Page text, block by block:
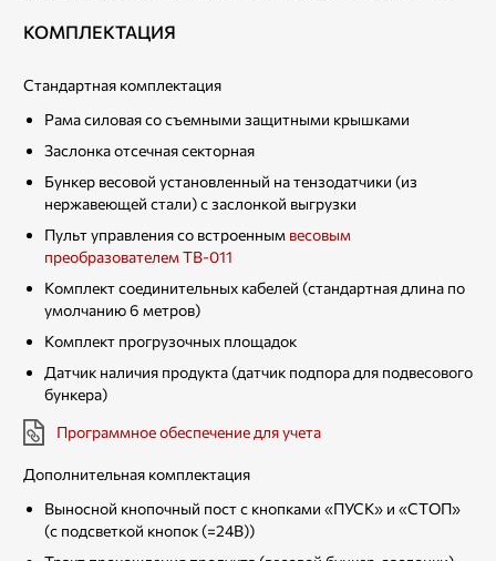
КОМПЛЕКТАЦИЯ
Стандартная комплектация
Рама силовая со съемными защитными крышками
Заслонка отсечная секторная
Бункер весовой установленный на тензодатчики (из
нержавеющей стали) с заслонкой выгрузки
Пульт управления со встроенным весовым
преобразователем ТВ-011
Комплект соединительных кабелей (стандартная длина по
умолчанию 6 метров)
Комплект прогрузочных площадок
Датчик наличия продукта (датчик подпора для подвесового
бункера)
Программное обеспечение для учета
Дополнительная комплектация
Выносной кнопочный пост с кнопками «ПУСК» и «СТОП»
(с подсветкой кнопок (=24В))